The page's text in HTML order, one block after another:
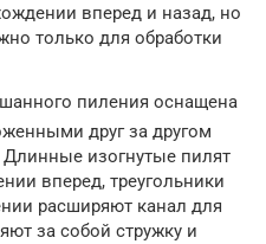
вперед и назад, но
только для обработки
пиления оснащена
друг за другом
изогнутые пилят
вперед, треугольники
расширяют канал для
за собой стружку и